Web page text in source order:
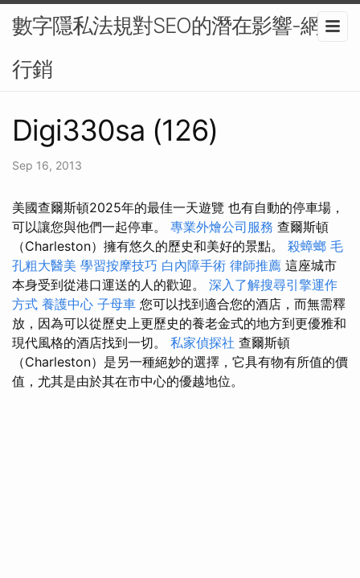
數字隱私法規對SEO的潛在影響-網路
行銷
Digi330sa (126)
Sep 16, 2013
美國查爾斯頓2025年的最佳一天遊覽 也有自動的停車場，
可以讓您與他們一起停車。 專業外燴公司服務 查爾斯頓
（Charleston）擁有悠久的歷史和美好的景點。 殺蟑螂 毛
孔粗大醫美 學習按摩技巧 白內障手術 律師推薦 這座城市
本身受到從港口運送的人的歡迎。 深入了解搜尋引擎運作
方式 養護中心 子母車 您可以找到適合您的酒店，而無需釋
放，因為可以從歷史上更歷史的養老金式的地方到更優雅和
現代風格的酒店找到一切。 私家偵探社 查爾斯頓
（Charleston）是另一種絕妙的選擇，它具有物有所值的價
值，尤其是由於其在市中心的優越地位。